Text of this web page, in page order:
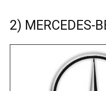
2) MERCEDES-